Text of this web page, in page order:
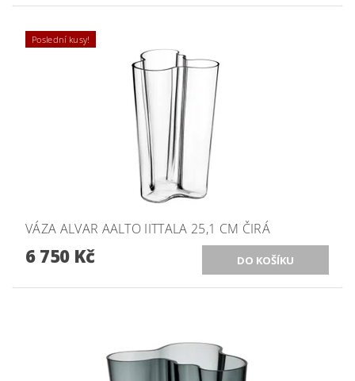
Poslední kusy!
VÁZA ALVAR AALTO IITTALA 25,1 CM ČIRÁ
6 750 Kč